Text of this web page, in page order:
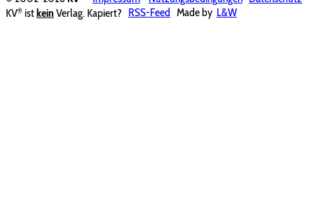
KV® istkein Verlag. Kapiert? RSS-Feed Made by L&W